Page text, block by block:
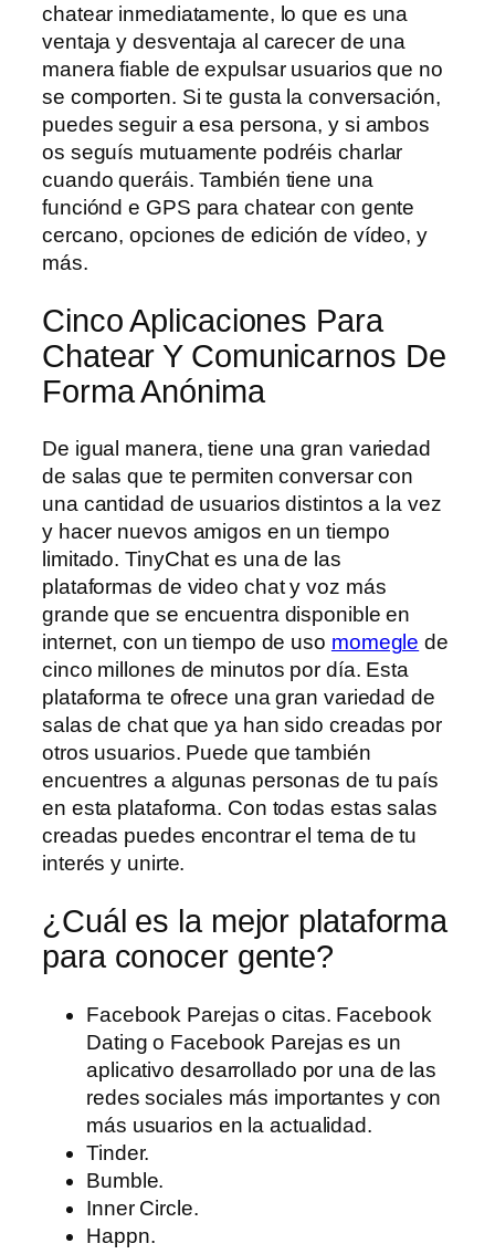
chatear inmediatamente, lo que es una
ventaja y desventaja al carecer de una
manera fiable de expulsar usuarios que no
se comporten. Si te gusta la conversación,
puedes seguir a esa persona, y si ambos
os seguís mutuamente podréis charlar
cuando queráis. También tiene una
funciónd e GPS para chatear con gente
cercano, opciones de edición de vídeo, y
más.
Cinco Aplicaciones Para
Chatear Y Comunicarnos De
Forma Anónima
De igual manera, tiene una gran variedad
de salas que te permiten conversar con
una cantidad de usuarios distintos a la vez
y hacer nuevos amigos en un tiempo
limitado. TinyChat es una de las
plataformas de video chat y voz más
grande que se encuentra disponible en
internet, con un tiempo de uso momegle de
cinco millones de minutos por día. Esta
plataforma te ofrece una gran variedad de
salas de chat que ya han sido creadas por
otros usuarios. Puede que también
encuentres a algunas personas de tu país
en esta plataforma. Con todas estas salas
creadas puedes encontrar el tema de tu
interés y unirte.
¿Cuál es la mejor plataforma
para conocer gente?
Facebook Parejas o citas. Facebook
Dating o Facebook Parejas es un
aplicativo desarrollado por una de las
redes sociales más importantes y con
más usuarios en la actualidad.
Tinder.
Bumble.
Inner Circle.
Happn.